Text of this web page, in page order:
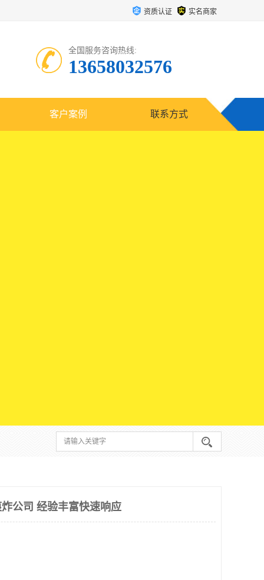
资质认证 实名商家
全国服务咨询热线:
13658032576
客户案例 联系方式
公司 经验丰富快速响应